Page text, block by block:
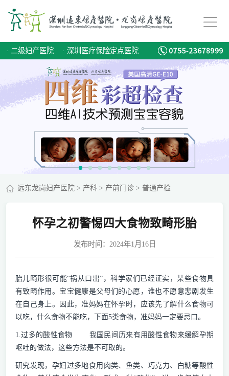
· 二级妇产医院 · 深圳医疗保险定点医院
远东龙岗妇产医院> 产科> 产前门诊> 普通产检
怀孕之初警惕四大食物致畸形胎
发布时间：2024年1月16日
胎儿畸形很可能“祸从口出”，科学家们已经证实，某些食物具
有致畸作用。宝宝健康是父母们的心愿，谁也不愿意悲剧发生
在自己身上。因此，准妈妈在怀孕时，应该先了解什么食物可
以吃，什么食物不能吃，下面5类食物，准妈妈一定要忌口。
1.过多的酸性食物 我国民间历来有用酸性食物来缓解孕期
呕吐的做法，这些方法是不可取的。
研究发现，孕妇过多地食用肉类、鱼类、巧克力、白糖等酸性